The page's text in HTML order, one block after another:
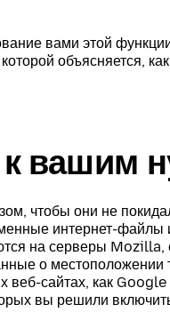
вами этой
объясняется,
к вашим
чтобы они не
интернет-
на серверы Mozilla,
о местоположении
сайтах, как Google
вы решили